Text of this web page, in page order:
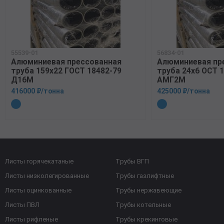
55539-01
Алюминиевая прессованная
труба 159х22 ГОСТ 18482-79
Д16М
416000 ₽/тонна
56834-01
Алюминиевая
труба 24х6 ОСТ
АМГ2М
425000 ₽/тонна
Листы горячекатаные
Листы низколегированные
Листы оцинкованные
Листы ПВЛ
Листы рифленые
Трубы ВГП
Трубы газлифтные
Трубы нержавеющие
Трубы котельные
Трубы крекинговые